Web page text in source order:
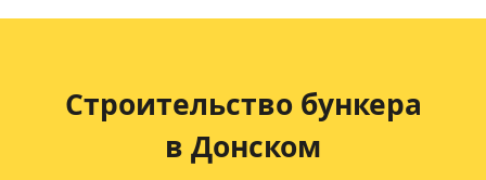
Строительство бункера
в Донском